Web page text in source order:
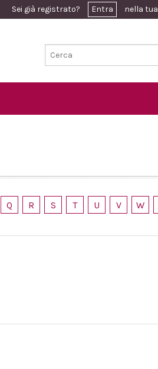
Sei già registrato? Entra nella
Q R S T U V W